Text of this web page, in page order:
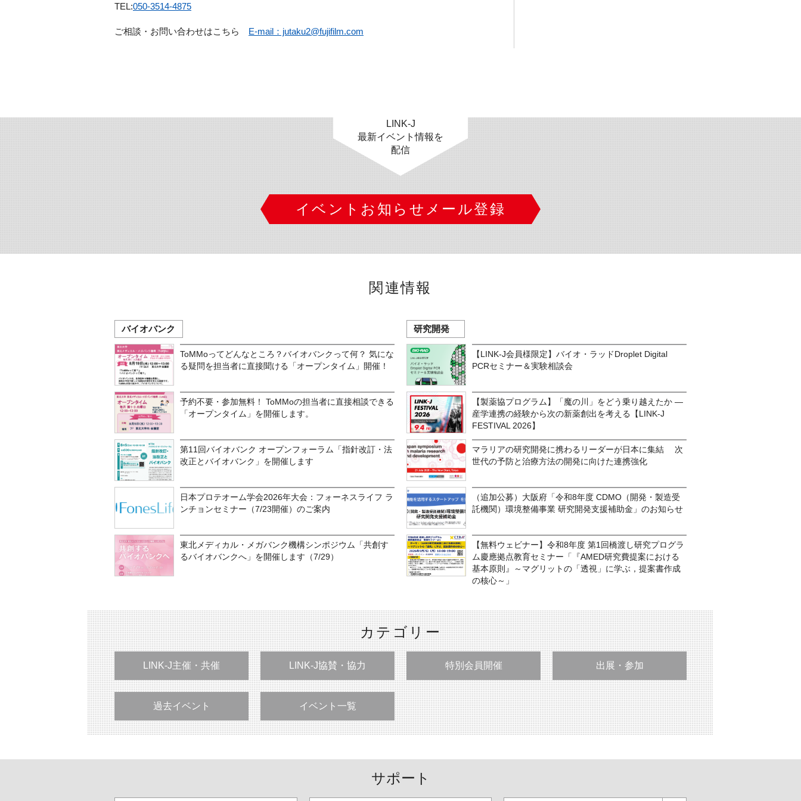
TEL:050-3514-4875
ご相談・お問い合わせはこちら E-mail：jutaku2@fujifilm.com
LINK-J
最新イベント情報を
配信
イベントお知らせメール登録
関連情報
バイオバンク
ToMMoってどんなところ？バイオバンクって何？ 気にな
る疑問を担当者に直接聞ける「オープンタイム」開催！
予約不要・参加無料！ ToMMoの担当者に直接相談できる
「オープンタイム」を開催します。
第11回バイオバンク オープンフォーラム「指針改訂・法
改正とバイオバンク」を開催します
日本プロテオーム学会2026年大会：フォーネスライフ ラ
ンチョンセミナー（7/23開催）のご案内
東北メディカル・メガバンク機構シンポジウム「共創す
るバイオバンクへ」を開催します（7/29）
研究開発
【LINK-J会員様限定】バイオ・ラッドDroplet Digital
PCRセミナー＆実験相談会
【製薬協プログラム】「魔の川」をどう乗り越えたか ―
産学連携の経験から次の新薬創出を考える【LINK-J
FESTIVAL 2026】
マラリアの研究開発に携わるリーダーが日本に集結 次
世代の予防と治療方法の開発に向けた連携強化
（追加公募）大阪府「令和8年度 CDMO（開発・製造受
託機関）環境整備事業 研究開発支援補助金」のお知らせ
【無料ウェビナー】令和8年度 第1回橋渡し研究プログラ
ム慶應拠点教育セミナー「『AMED研究費提案における
基本原則』～マグリットの「透視」に学ぶ，提案書作成
の核心～」
カテゴリー
LINK-J主催・共催 LINK-J協賛・協力 特別会員開催 出展・参加
過去イベント イベント一覧
サポート